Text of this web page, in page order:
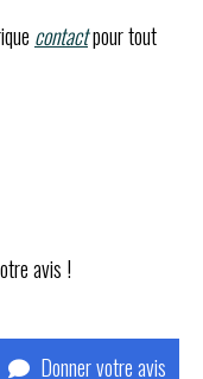
contactpour tout
avis !
Donner votre avis